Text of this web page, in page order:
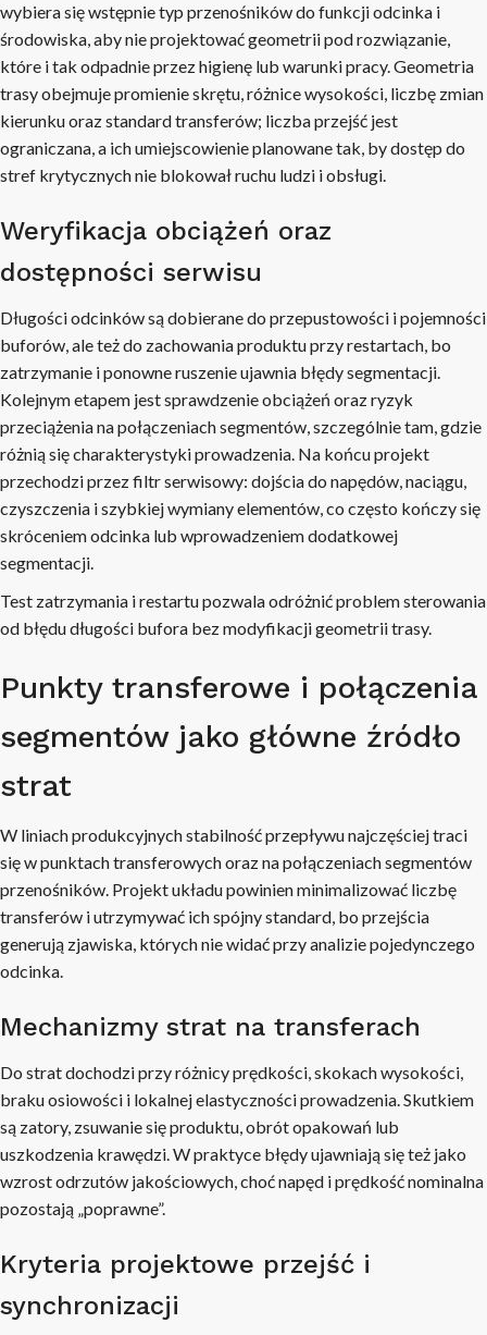
wybiera się wstępnie typ przenośników do funkcji odcinka i
środowiska, aby nie projektować geometrii pod rozwiązanie,
które i tak odpadnie przez higienę lub warunki pracy. Geometria
trasy obejmuje promienie skrętu, różnice wysokości, liczbę zmian
kierunku oraz standard transferów; liczba przejść jest
ograniczana, a ich umiejscowienie planowane tak, by dostęp do
stref krytycznych nie blokował ruchu ludzi i obsługi.
Weryfikacja obciążeń oraz
dostępności serwisu
Długości odcinków są dobierane do przepustowości i pojemności
buforów, ale też do zachowania produktu przy restartach, bo
zatrzymanie i ponowne ruszenie ujawnia błędy segmentacji.
Kolejnym etapem jest sprawdzenie obciążeń oraz ryzyk
przeciążenia na połączeniach segmentów, szczególnie tam, gdzie
różnią się charakterystyki prowadzenia. Na końcu projekt
przechodzi przez filtr serwisowy: dojścia do napędów, naciągu,
czyszczenia i szybkiej wymiany elementów, co często kończy się
skróceniem odcinka lub wprowadzeniem dodatkowej
segmentacji.
Test zatrzymania i restartu pozwala odróżnić problem sterowania
od błędu długości bufora bez modyfikacji geometrii trasy.
Punkty transferowe i połączenia
segmentów jako główne źródło
strat
W liniach produkcyjnych stabilność przepływu najczęściej traci
się w punktach transferowych oraz na połączeniach segmentów
przenośników. Projekt układu powinien minimalizować liczbę
transferów i utrzymywać ich spójny standard, bo przejścia
generują zjawiska, których nie widać przy analizie pojedynczego
odcinka.
Mechanizmy strat na transferach
Do strat dochodzi przy różnicy prędkości, skokach wysokości,
braku osiowości i lokalnej elastyczności prowadzenia. Skutkiem
są zatory, zsuwanie się produktu, obrót opakowań lub
uszkodzenia krawędzi. W praktyce błędy ujawniają się też jako
wzrost odrzutów jakościowych, choć napęd i prędkość nominalna
pozostają „poprawne”.
Kryteria projektowe przejść i
synchronizacji